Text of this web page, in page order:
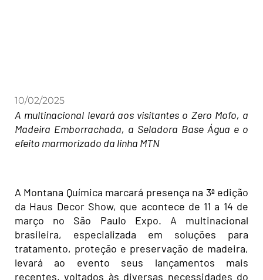
10/02/2025
A multinacional levará aos visitantes o Zero Mofo, a
Madeira Emborrachada, a Seladora Base Água e o
efeito marmorizado da linha MTN
A Montana Química marcará presença na 3ª edição
da Haus Decor Show, que acontece de 11 a 14 de
março no São Paulo Expo. A multinacional
brasileira, especializada em soluções para
tratamento, proteção e preservação de madeira,
levará ao evento seus lançamentos mais
recentes, voltados às diversas necessidades do